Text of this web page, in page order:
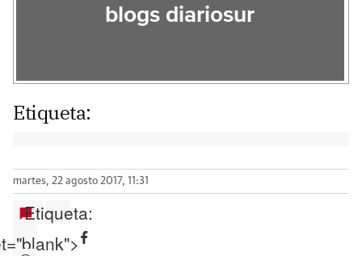
blogs diariosur
Etiqueta:
martes, 22 agosto 2017, 11:31
Etiqueta: